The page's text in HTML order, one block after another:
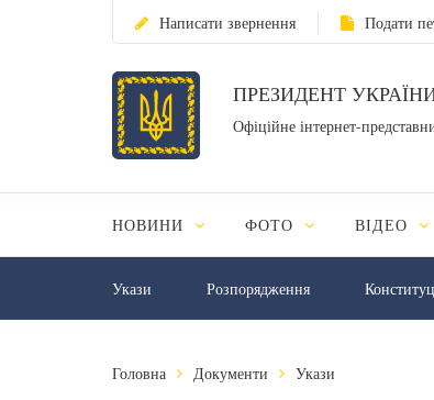
Написати звернення Подати
ПРЕЗИДЕНТ
Офіційне інтернет-
НОВИНИ ФОТО ВІДЕО
Укази Розпорядження
Головна Документи Укази